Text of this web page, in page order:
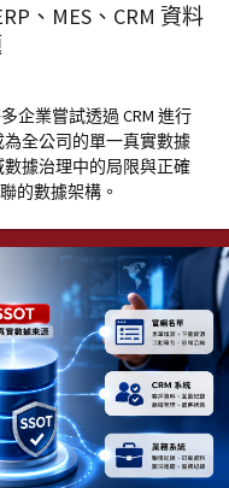
、MES、CRM 資料
企業嘗試透過 CRM 進行
為全公司的單一真實數據
數據治理中的局限與正確
的數據架構。